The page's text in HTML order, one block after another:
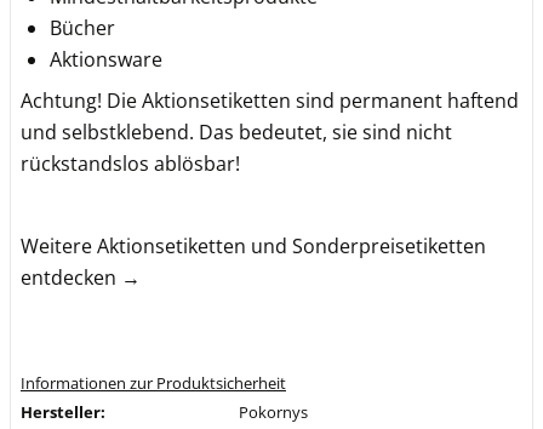
Bücher
Aktionsware
Achtung! Die Aktionsetiketten sind permanent haftend
und selbstklebend. Das bedeutet, sie sind nicht
rückstandslos ablösbar!
Weitere Aktionsetiketten und Sonderpreisetiketten
entdecken →
Informationen zur Produktsicherheit
Hersteller:
Pokornys